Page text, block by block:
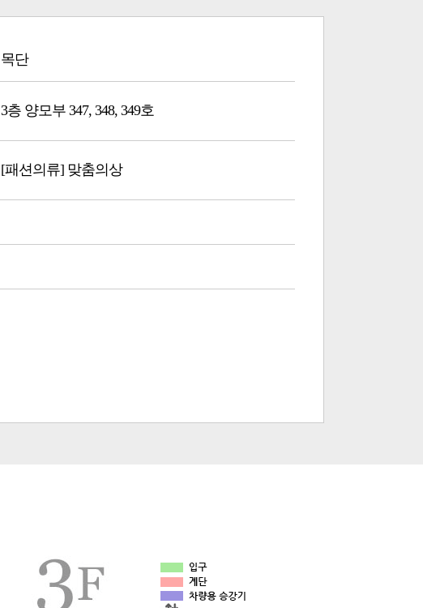
목단
3층 양모부 347, 348, 349호
[패션의류] 맞춤의상